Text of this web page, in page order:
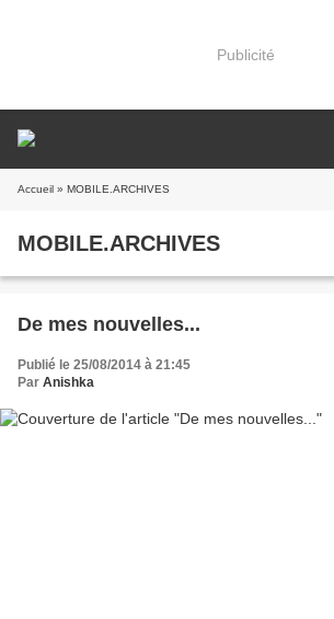
Publicité
Accueil » MOBILE.ARCHIVES
MOBILE.ARCHIVES
De mes nouvelles...
Publié le 25/08/2014 à 21:45
Par Anishka